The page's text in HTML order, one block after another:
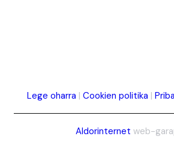
Lege oharra | Cookien politika |
Aldorinternet web-